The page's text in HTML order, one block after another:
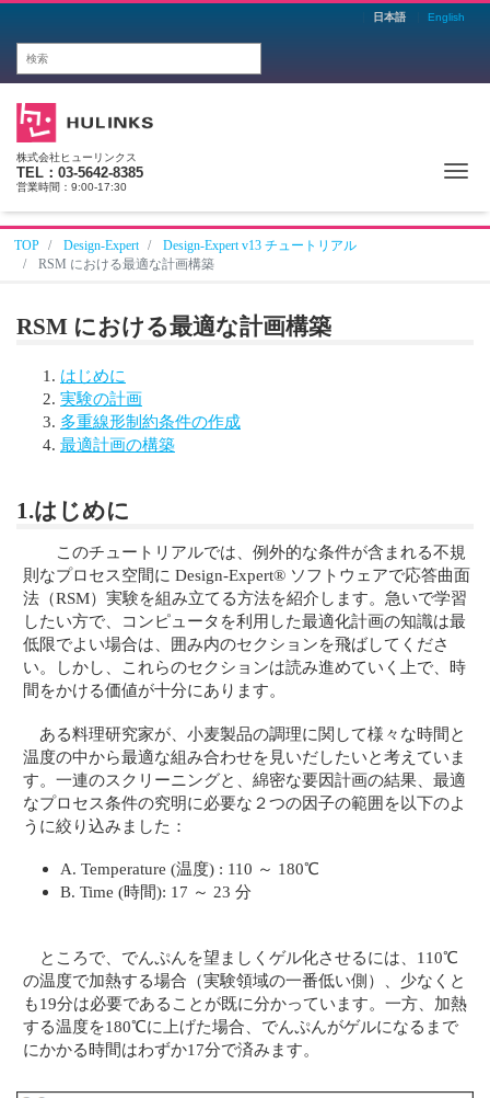
日本語 English
株式会社ヒューリンクス
TEL：03-5642-8385
営業時間：9:00-17:30
TOP Design-Expert
Design-Expert v13 チュートリアル
RSM における最適な計画構築
RSM における最適な計画構築
はじめに
実験の計画
多重線形制約条件の作成
最適計画の構築
1.はじめに
このチュートリアルでは、例外的な条件が含まれる不規
則なプロセス空間に Design-Expert® ソフトウェアで応答曲面
法（RSM）実験を組み立てる方法を紹介します。急いで学習
したい方で、コンピュータを利用した最適化計画の知識は最
低限でよい場合は、囲み内のセクションを飛ばしてくださ
い。しかし、これらのセクションは読み進めていく上で、時
間をかける価値が十分にあります。
ある料理研究家が、小麦製品の調理に関して様々な時間と
温度の中から最適な組み合わせを見いだしたいと考えていま
す。一連のスクリーニングと、綿密な要因計画の結果、最適
なプロセス条件の究明に必要な２つの因子の範囲を以下のよ
うに絞り込みました：
A. Temperature (温度) : 110 ～ 180℃
B. Time (時間): 17 ～ 23 分
ところで、でんぷんを望ましくゲル化させるには、110℃
の温度で加熱する場合（実験領域の一番低い側）、少なくと
も19分は必要であることが既に分かっています。一方、加熱
する温度を180℃に上げた場合、でんぷんがゲルになるまで
にかかる時間はわずか17分で済みます。